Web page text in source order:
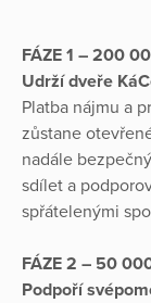
FÁZE 1 – 200
Udrží dveře
Platba nájmu a
zůstane
nadále
sdílet a
spřátelenými
FÁZE 2 – 50
Podpoří